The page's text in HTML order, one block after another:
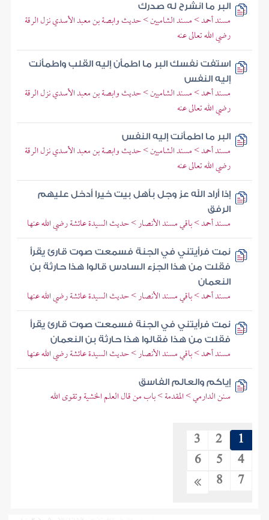
البر ما انشرح له صدرك
مسند أحمد > مسند الشاميين > حديث وابصة بن معبد الأسدي نزل الرقة
رضي الله تعالى عنه
استفت نفسك البر ما اطمأن إليه القلب واطمأنت
إليه النفس
مسند أحمد > مسند الشاميين > حديث وابصة بن معبد الأسدي نزل الرقة
رضي الله تعالى عنه
البر ما اطمأنت إليه النفس
مسند أحمد > مسند الشاميين > حديث وابصة بن معبد الأسدي نزل الرقة
رضي الله تعالى عنه
إذا أراد الله عز وجل بأهل بيت خيرا أدخل عليهم
الرفق
مسند أحمد > باقي مسند الأنصار > حديث السيدة عائشة رضي الله عنها
نمت فرأيتني في الجنة فسمعت صوت قارئ يقرأ
فقلت من هذا الجزء السادس قالوا هذا حارثة بن
النعمان
مسند أحمد > باقي مسند الأنصار > حديث السيدة عائشة رضي الله عنها
نمت فرأيتني في الجنة فسمعت صوت قارئ يقرأ
فقلت من هذا فقالوا هذا حارثة بن النعمان
مسند أحمد > باقي مسند الأنصار > حديث السيدة عائشة رضي الله عنها
إياكم والعالم الفاسق
سنن الدارمي > المقدمة > باب من قال العلم الخشية وتقوى الله
1
2
3
4
5
6
7
8